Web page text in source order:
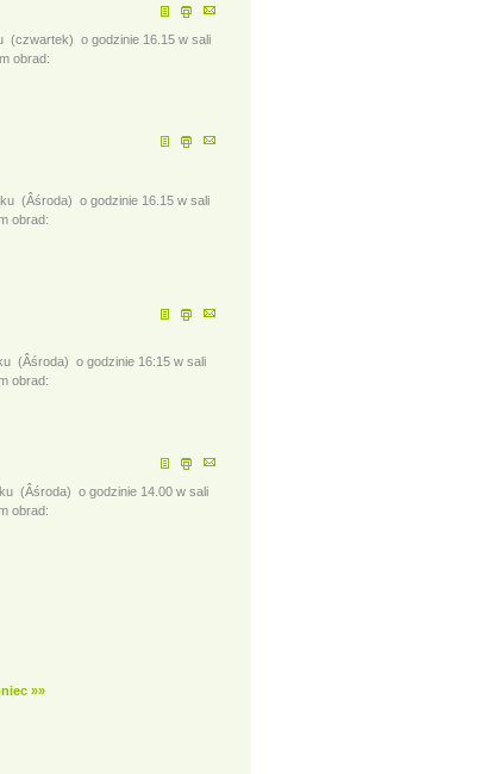
(czwartek) o godzinie 16.15 w sali
obrad:
(Âśroda) o godzinie 16.15 w sali
obrad:
(Âśroda) o godzinie 16:15 w sali
obrad:
(Âśroda) o godzinie 14.00 w sali
obrad:
»»